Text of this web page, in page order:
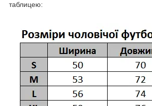
таблицею: